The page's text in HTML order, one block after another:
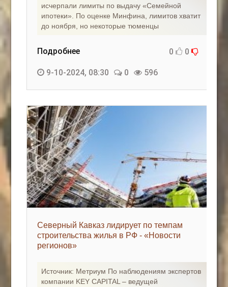
исчерпали лимиты по выдачу «Семейной
ипотеки». По оценке Минфина, лимитов хватит
до ноября, но некоторые тюменцы
Подробнее 0 0
9-10-2024, 08:30 0 596
Северный Кавказ лидирует по темпам
строительства жилья в РФ - «Новости
регионов»
Источник: Метриум По наблюдениям экспертов
компании KEY CAPITAL – ведущей